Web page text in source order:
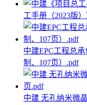
工手册（2023版
中建EPC工程总
制、107页）.pdf
中建 无孔纳米微